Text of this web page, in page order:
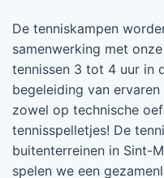
De tenniskampen
samenwerking met
tennissen 3 tot 4 uur in
begeleiding van
zowel op technische
tennisspelletjes! De
buitenterreinen in Sint-
spelen we een